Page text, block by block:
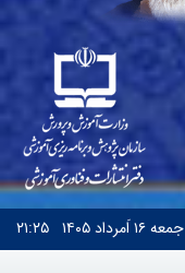
جمعه۱۶ اَمرداد ۱۴۰۵ ۲۱:۲۵